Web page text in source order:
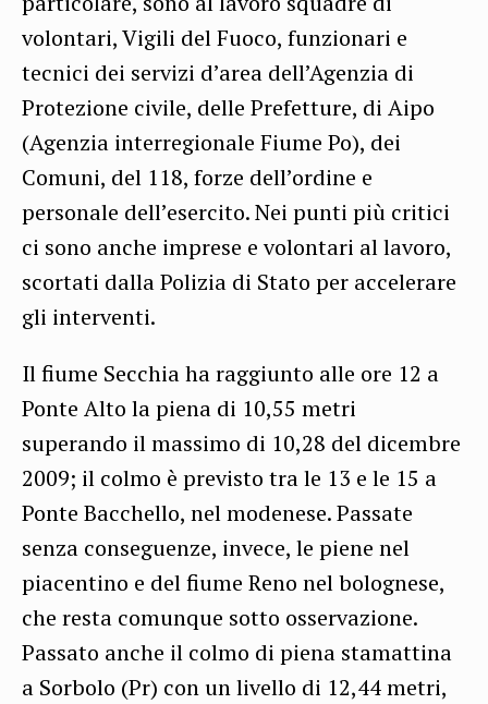
volontari, Vigili del Fuoco, funzionari e
tecnici dei servizi d’area dell’Agenzia di
Protezione civile, delle Prefetture, di Aipo
(Agenzia interregionale Fiume Po), dei
Comuni, del 118, forze dell’ordine e
personale dell’esercito. Nei punti più critici
ci sono anche imprese e volontari al lavoro,
scortati dalla Polizia di Stato per accelerare
gli interventi.
Il fiume Secchia ha raggiunto alle ore 12 a
Ponte Alto la piena di 10,55 metri
superando il massimo di 10,28 del dicembre
2009; il colmo è previsto tra le 13 e le 15 a
Ponte Bacchello, nel modenese. Passate
senza conseguenze, invece, le piene nel
piacentino e del fiume Reno nel bolognese,
che resta comunque sotto osservazione.
Passato anche il colmo di piena stamattina
a Sorbolo (Pr) con un livello di 12,44 metri,